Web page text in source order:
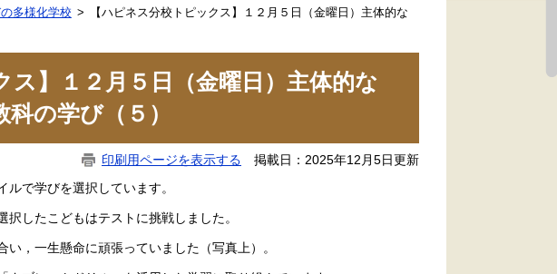
多様化学校
【ハピネス分校トピックス】１２月５日（金曜日）主体的な
ス】１２月５日（金曜日）主体的な
の学び（５）
印刷用ページを表示する 掲載日：2025年12月5日更新
で学びを選択しています。
したこどもはテストに挑戦しました。
，一生懸命に頑張っていました（写真上）。